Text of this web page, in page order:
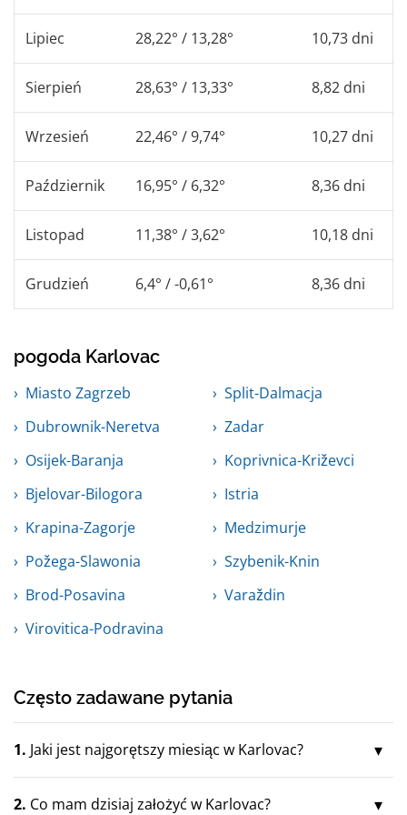
Lipiec 28,22° / 13,28° 10,73 dni
Sierpień 28,63° / 13,33° 8,82 dni
Wrzesień 22,46° / 9,74° 10,27 dni
Październik 16,95° / 6,32° 8,36 dni
Listopad 11,38° / 3,62° 10,18 dni
Grudzień 6,4° / -0,61° 8,36 dni
pogoda Karlovac
Miasto Zagrzeb
Split-Dalmacja
Dubrownik-Neretva
Zadar
Osijek-Baranja
Koprivnica-Križevci
Bjelovar-Bilogora
Istria
Krapina-Zagorje
Medzimurje
Požega-Slawonia
Szybenik-Knin
Brod-Posavina
Varaždin
Virovitica-Podravina
Często zadawane pytania
1. Jaki jest najgorętszy miesiąc w Karlovac?
2. Co mam dzisiaj założyć w Karlovac?